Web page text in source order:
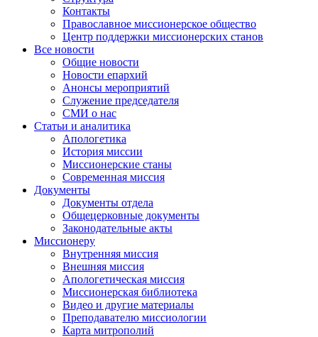
Контакты
Православное миссионерское общество
Центр поддержки миссионерских станов
Все новости
Общие новости
Новости епархий
Анонсы мероприятий
Служение председателя
СМИ о нас
Статьи и аналитика
Апологетика
История миссии
Миссионерские станы
Современная миссия
Документы
Документы отдела
Общецерковные документы
Законодательные акты
Миссионеру
Внутренняя миссия
Внешняя миссия
Апологетическая миссия
Миссионерская библиотека
Видео и другие материалы
Преподавателю миссиологии
Карта митрополий